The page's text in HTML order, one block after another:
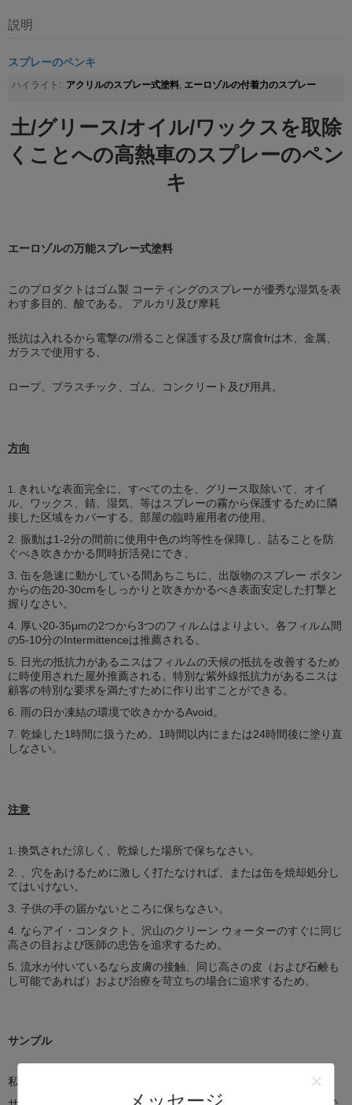
説明
スプレーのペンキ
ハイライト: アクリルのスプレー式塗料, エーロゾルの付着力のスプレー
土/グリース/オイル/ワックスを取除
くことへの高熱車のスプレーのペン
キ
エーロゾルの万能スプレー式塗料
このプロダクトはゴム製 コーティングのスプレーが優秀な湿気を表
わす多目的、酸である。 アルカリ及び摩耗
抵抗は入れるから電撃の/滑ること保護する及び腐食frは木、金属、
ガラスで使用する、
ロープ、プラスチック、ゴム、コンクリート及び用具。
方向
1. きれいな表面完全に、すべての土を、グリース取除いて、オイ
ル、ワックス、錆、湿気、等はスプレーの霧から保護するために隣
接した区域をカバーする。部屋の臨時雇用者の使用。
2. 振動は1-2分の間前に使用中色の均等性を保障し、詰ることを防
ぐべき吹きかかる間時折活発にでき。
3. 缶を急速に動かしている間あちこちに、出版物のスプレー ボタン
からの缶20-30cmをしっかりと吹きかかるべき表面安定した打撃と
握りなさい。
4. 厚い20-35μmの2つから3つのフィルムはよりよい。各フィルム間
の5-10分のIntermittenceは推薦される。
5. 日光の抵抗力があるニスはフィルムの天候の抵抗を改善するため
に時使用された屋外推薦される。特別な紫外線抵抗力があるニスは
顧客の特別な要求を満たすために作り出すことができる。
6. 雨の日か凍結の環境で吹きかかるAvoid。
7. 乾燥した1時間に扱うため。1時間以内にまたは24時間後に塗り直
しなさい。
注意
1. 換気された涼しく、乾燥した場所で保ちなさい。
2. 、穴をあけるために激しく打たなければ、または缶を焼却処分し
てはいけない。
3. 子供の手の届かないところに保ちなさい。
4. ならアイ・コンタクト、沢山のクリーン ウォーターのすぐに同じ
高さの目および医師の忠告を追求するため。
5. 流水が付いているなら皮膚の接触、同じ高さの皮（および石鹸も
し可能であれば）および治療を苛立ちの場合に追求するため。
サンプル
私達は2部分内の試供品を提供する。